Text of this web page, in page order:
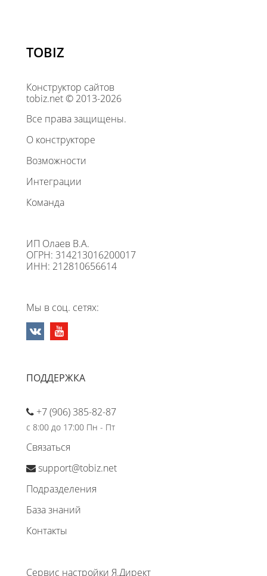
TOBIZ
Конструктор сайтов
tobiz.net © 2013-2026
Все права защищены.
О конструкторе
Возможности
Интеграции
Команда
ИП Олаев В.А.
ОГРН: 314213016200017
ИНН: 212810656614
Мы в соц. сетях:
ПОДДЕРЖКА
+7 (906) 385-82-87
с 8:00 до 17:00 Пн - Пт
Связаться
support@tobiz.net
Подразделения
База знаний
Контакты
Сервис настройки Я.Директ